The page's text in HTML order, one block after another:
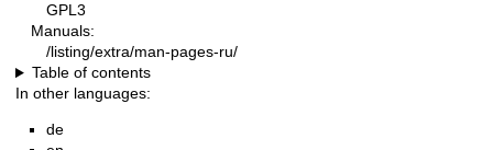
GPL3
Manuals:
/listing/extra/man-pages-ru/
Table of contents
In other languages:
de